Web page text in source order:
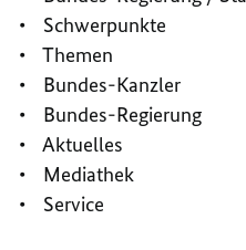
• Schwerpunkte
• Themen
• Bundes-Kanzler
• Bundes-Regierung
• Aktuelles
• Mediathek
• Service